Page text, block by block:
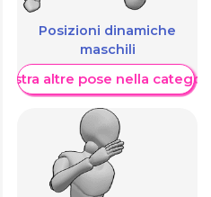
Posizioni dinamiche
maschili
Mostra altre pose nella